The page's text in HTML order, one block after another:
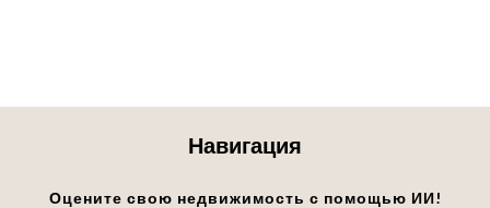
Навигация
Оцените свою недвижимость с помощью ИИ!